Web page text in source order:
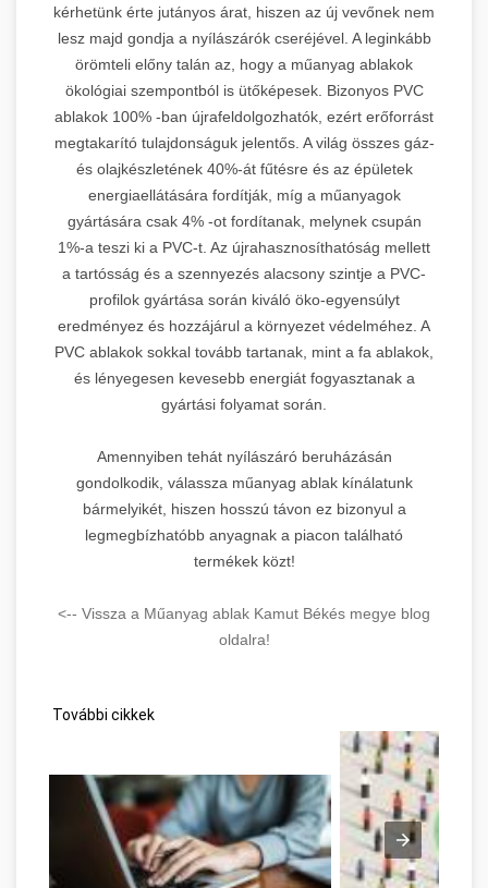
kérhetünk érte jutányos árat, hiszen az új vevőnek nem
lesz majd gondja a nyílászárók cseréjével. A leginkább
örömteli előny talán az, hogy a műanyag ablakok
ökológiai szempontból is ütőképesek. Bizonyos PVC
ablakok 100% -ban újrafeldolgozhatók, ezért erőforrást
megtakarító tulajdonságuk jelentős. A világ összes gáz-
és olajkészletének 40%-át fűtésre és az épületek
energiaellátására fordítják, míg a műanyagok
gyártására csak 4% -ot fordítanak, melynek csupán
1%-a teszi ki a PVC-t. Az újrahasznosíthatóság mellett
a tartósság és a szennyezés alacsony szintje a PVC-
profilok gyártása során kiváló öko-egyensúlyt
eredményez és hozzájárul a környezet védelméhez. A
PVC ablakok sokkal tovább tartanak, mint a fa ablakok,
és lényegesen kevesebb energiát fogyasztanak a
gyártási folyamat során.
Amennyiben tehát nyílászáró beruházásán
gondolkodik, válassza műanyag ablak kínálatunk
bármelyikét, hiszen hosszú távon ez bizonyul a
legmegbízhatóbb anyagnak a piacon található
termékek közt!
<-- Vissza a Műanyag ablak Kamut Békés megye blog
oldalra!
További cikkek